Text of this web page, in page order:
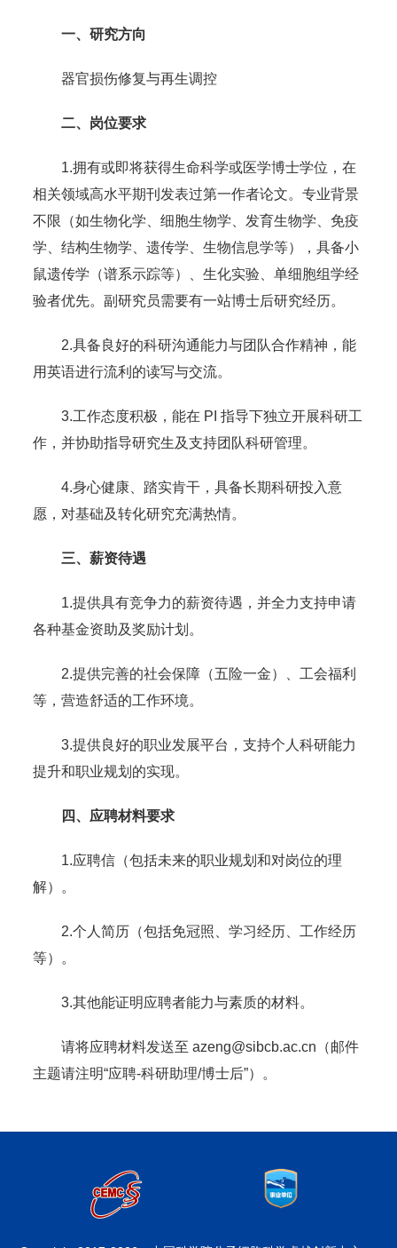
一、研究方向
器官损伤修复与再生调控
二、岗位要求
1.拥有或即将获得生命科学或医学博士学位，在
相关领域高水平期刊发表过第一作者论文。专业背景
不限（如生物化学、细胞生物学、发育生物学、免疫
学、结构生物学、遗传学、生物信息学等），具备小
鼠遗传学（谱系示踪等）、生化实验、单细胞组学经
验者优先。副研究员需要有一站博士后研究经历。
2.具备良好的科研沟通能力与团队合作精神，能
用英语进行流利的读写与交流。
3.工作态度积极，能在 PI 指导下独立开展科研工
作，并协助指导研究生及支持团队科研管理。
4.身心健康、踏实肯干，具备长期科研投入意
愿，对基础及转化研究充满热情。
三、薪资待遇
1.提供具有竞争力的薪资待遇，并全力支持申请
各种基金资助及奖励计划。
2.提供完善的社会保障（五险一金）、工会福利
等，营造舒适的工作环境。
3.提供良好的职业发展平台，支持个人科研能力
提升和职业规划的实现。
四、应聘材料要求
1.应聘信（包括未来的职业规划和对岗位的理
解）。
2.个人简历（包括免冠照、学习经历、工作经历
等）。
3.其他能证明应聘者能力与素质的材料。
请将应聘材料发送至 azeng@sibcb.ac.cn（邮件
主题请注明“应聘-科研助理/博士后”）。